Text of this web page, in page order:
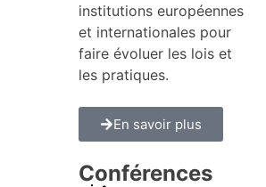
institutions européennes
et internationales pour
faire évoluer les lois et
les pratiques.
En savoir plus
Conférences